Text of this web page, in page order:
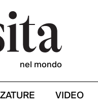
nel mondo
VIDEO